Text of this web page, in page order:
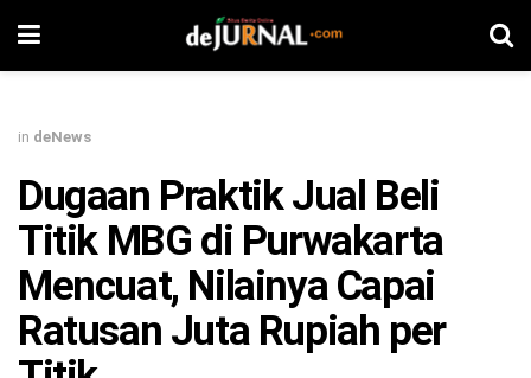
in deNews
Dugaan Praktik Jual Beli
Titik MBG di Purwakarta
Mencuat, Nilainya Capai
Ratusan Juta Rupiah per